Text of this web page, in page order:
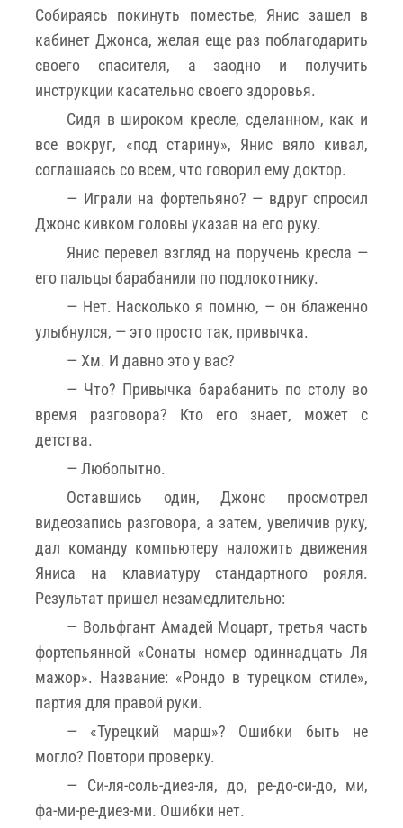
Собираясь покинуть поместье, Янис зашел в
кабинет Джонса, желая еще раз поблагодарить
своего спасителя, а заодно и получить
инструкции касательно своего здоровья.
Сидя в широком кресле, сделанном, как и
все вокруг, «под старину», Янис вяло кивал,
соглашаясь со всем, что говорил ему доктор.
— Играли на фортепьяно? — вдруг спросил
Джонс кивком головы указав на его руку.
Янис перевел взгляд на поручень кресла —
его пальцы барабанили по подлокотнику.
— Нет. Насколько я помню, — он блаженно
улыбнулся, — это просто так, привычка.
— Хм. И давно это у вас?
— Что? Привычка барабанить по столу во
время разговора? Кто его знает, может с
детства.
— Любопытно.
Оставшись один, Джонс просмотрел
видеозапись разговора, а затем, увеличив руку,
дал команду компьютеру наложить движения
Яниса на клавиатуру стандартного рояля.
Результат пришел незамедлительно:
— Вольфгант Амадей Моцарт, третья часть
фортепьянной «Сонаты номер одиннадцать Ля
мажор». Название: «Рондо в турецком стиле»,
партия для правой руки.
— «Турецкий марш»? Ошибки быть не
могло? Повтори проверку.
— Си-ля-соль-диез-ля, до, ре-до-си-до, ми,
фа-ми-ре-диез-ми. Ошибки нет.